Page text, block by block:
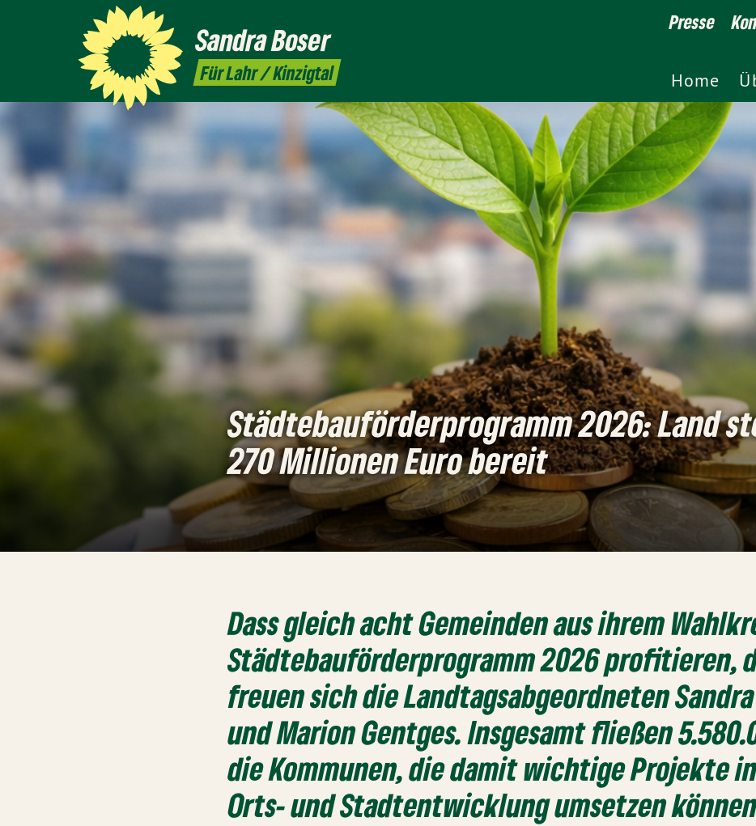
SandraBoser
Für Lahr / Kinzigtal
Presse
Home
Städtebauförderprogramm 2026: Land
270 Millionen Euro bereit
Dass gleich acht Gemeinden aus ihrem
Städtebauförderprogramm 2026 profitieren,
freuen sich die Landtagsabgeordneten
und Marion Gentges. Insgesamt fließen
die Kommunen, die damit wichtige Projekte
Orts- und Stadtentwicklung umsetzen